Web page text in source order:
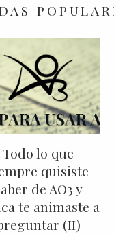
Todo lo que
quisiste
de AO3 y
te animaste a
(II)